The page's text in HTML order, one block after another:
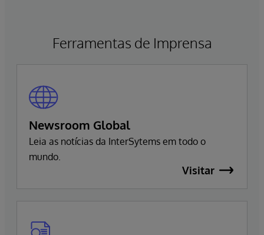
base em visões parciais da trajetória do
Ferramentas de Imprensa
Newsroom Global
Leia as notícias da InterSytems em todo o
mundo.
Visitar